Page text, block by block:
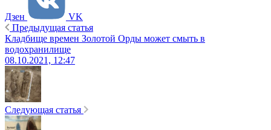
Дзен
VK
Предыдущая статья
Кладбище времен Золотой Орды может смыть в
водохранилище
08.10.2021, 12:47
Следующая статья